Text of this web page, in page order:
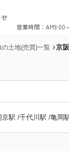
営業時間：AM9:00
土地(売買)一覧 京
京駅 /千代川駅 /亀岡